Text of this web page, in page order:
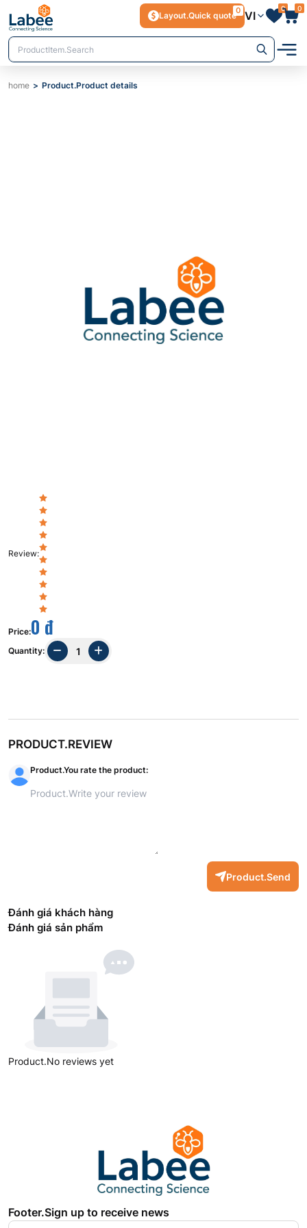
Layout.Quick quote
0 VI
0 0
home Product.Product details
Review:
Price:0 đ
Quantity:
PRODUCT.REVIEW
Product.You rate the product:
Product.Send
Đánh giá khách hàng
Đánh giá sản phẩm
Product.No reviews yet
Footer.Sign up to receive news